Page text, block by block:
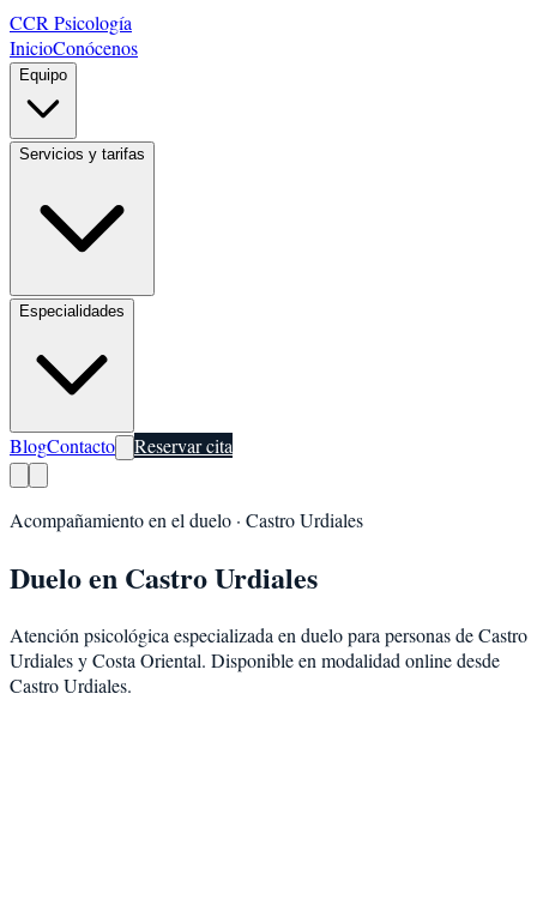
CCR Psicología
InicioConócenos
Equipo
Servicios y tarifas
Especialidades
BlogContacto Reservar cita
Acompañamiento en el duelo · Castro Urdiales
Dueloen Castro Urdiales
Atención psicológica especializada en duelopara personas deCastro
UrdialesyCosta Oriental. Disponible en modalidad online desde
Castro Urdiales.